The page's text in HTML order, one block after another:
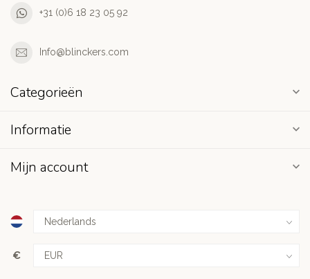
+31 (0)6 18 23 05 92
Info@blinckers.com
Categorieën
Informatie
Mijn account
€